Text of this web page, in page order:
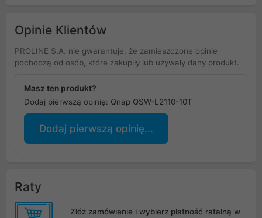
Opinie Klientów
PROLINE S.A. nie gwarantuje, że zamieszczone opinie
pochodzą od osób, które zakupiły lub używały dany produkt.
Masz ten produkt?
Dodaj pierwszą opinię: Qnap QSW-L2110-10T
Dodaj pierwszą opinię...
Raty
Złóż zamówienie i wybierz płatność ratalną w